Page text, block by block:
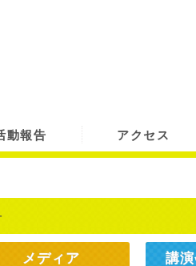
動報告 アクセス
メディア 講